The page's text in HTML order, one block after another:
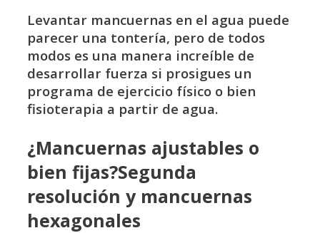
Levantar mancuernas en el agua puede
parecer una tontería, pero de todos
modos es una manera increíble de
desarrollar fuerza si prosigues un
programa de ejercicio físico o bien
fisioterapia a partir de agua.
¿Mancuernas ajustables o
bien fijas?Segunda
resolución y mancuernas
hexagonales